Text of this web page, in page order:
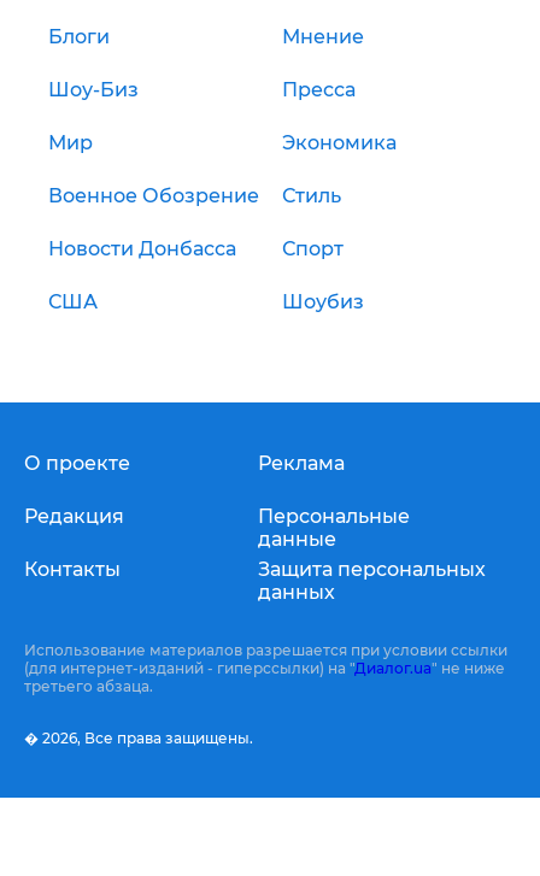
Блоги Мнение
Шоу-Биз Пресса
Мир Экономика
Военное Обозрение Стиль
Новости Донбасса Спорт
США Шоубиз
О проекте
Редакция
Контакты
Реклама
Персональные
данные
Защита персональных
данных
Использование материалов разрешается при условии ссылки
(для интернет-изданий - гиперссылки) на "Диалог.ua" не ниже
третьего абзаца.
� 2026, Все права защищены.